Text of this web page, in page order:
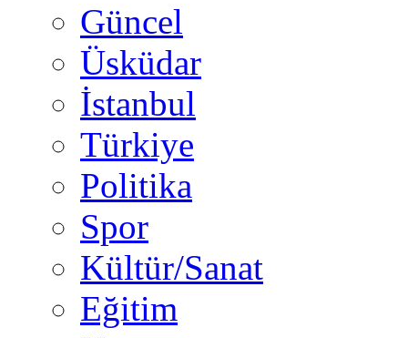
Güncel
Üsküdar
İstanbul
Türkiye
Politika
Spor
Kültür/Sanat
Eğitim